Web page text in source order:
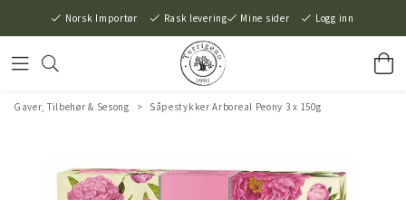
Norsk Importør Rask levering Mine sider Logg inn
Gaver, Tilbehør & Sesong > Såpestykker Arboreal Peony 3 x 150g